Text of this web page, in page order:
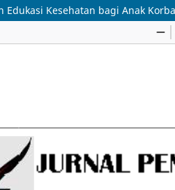
Kesehatan bagi Anak